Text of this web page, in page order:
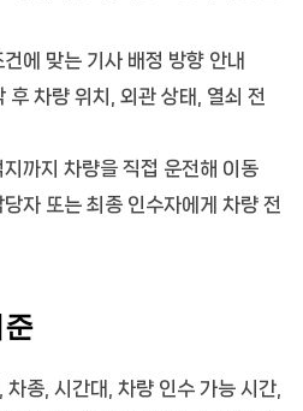
에 맞는 기사 배정 방향 안내
차량 위치, 외관 상태, 열쇠 전
까지 차량을 직접 운전해 이동
자 또는 최종 인수자에게 차량 전
종, 시간대, 차량 인수 가능 시간,